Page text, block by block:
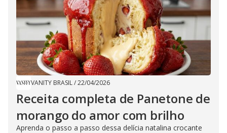
VANITY BRASIL/22/04/2026
Receita completa de Panetone de
morango do amor com brilho
Aprenda o passo a passo dessa delícia natalina crocante